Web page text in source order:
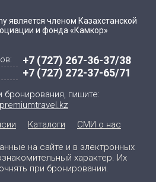
является членом Казахстанской
и фонда «Камкор»
+7 (727) 267-36-37/38
+7 (727) 272-37-65/71
пишите:
Каталоги СМИ о нас
на сайте и в электронных
характер. Их
при бронировании.